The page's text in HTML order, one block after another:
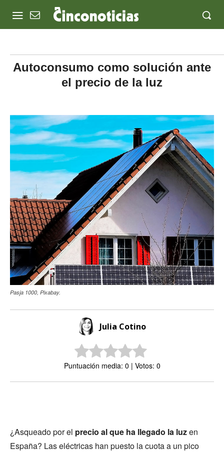
Autoconsumo como solución ante
el precio de la luz
Pasja 1000, Pixabay.
Julia Cotino
Puntuación media: 0 | Votos: 0
¿Asqueado por el precio al que ha llegado la luzen
España? Las eléctricas han puesto la cuota a un pico